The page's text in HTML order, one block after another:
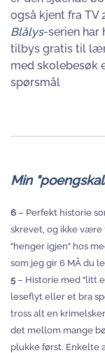
også kjent fra
Blålys-serien har
tilbys gratis til
med skolebesøk
spørsmål
Min
6– Perfekt historie
skrevet, og ikke være
"henger igjen" hos
som jeg gir 6 MÅ du
5– Historie med "litt
leseflyt eller et bra
tross alt en
det mellom mange
plukke først. Enkelte